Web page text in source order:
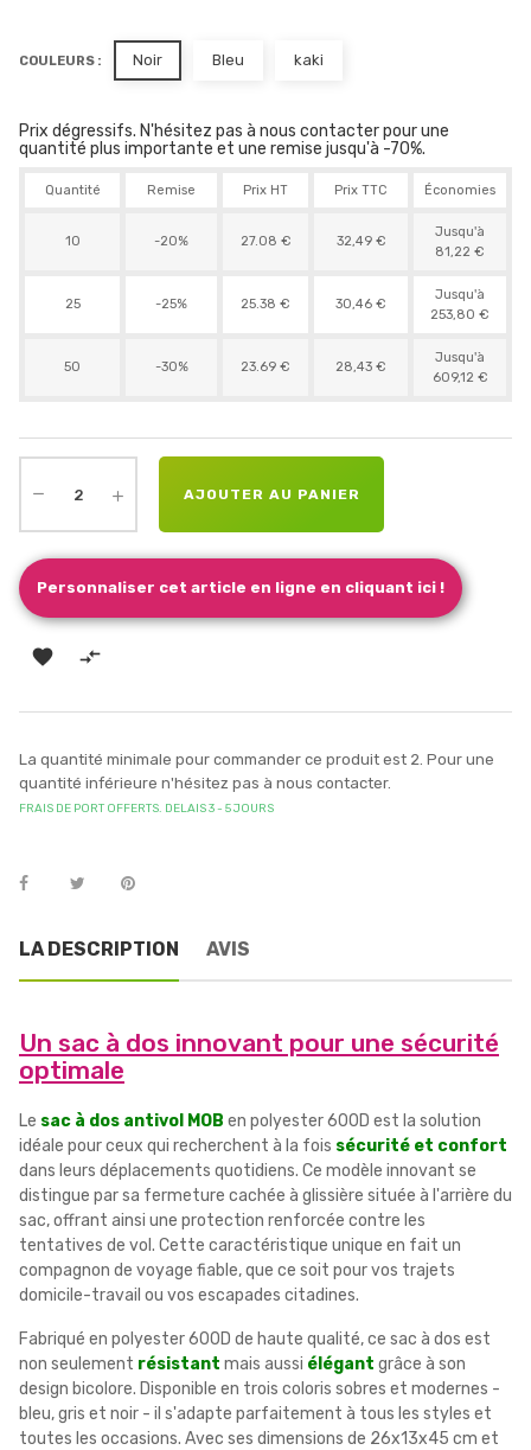
COULEURS : Noir Bleu kaki
Prix dégressifs. N'hésitez pas à nous contacter pour une
quantité plus importante et une remise jusqu'à -70%.
Quantité Remise Prix HT Prix TTC Économies
10 -20% 27.08 € 32,49 €
Jusqu'à
81,22 €
25 -25% 25.38 € 30,46 €
Jusqu'à
253,80 €
50 -30% 23.69 € 28,43 €
Jusqu'à
609,12 €
AJOUTER AU PANIER
Personnaliser cet article en ligne en cliquant ici !
 
La quantité minimale pour commander ce produit est 2. Pour une
quantité inférieure n'hésitez pas à nous contacter.
FRAIS DE PORT OFFERTS. DELAIS 3 - 5 JOURS
LA DESCRIPTION AVIS
Un sac à dos innovant pour une sécurité
optimale
Le sac à dos antivol MOB en polyester 600D est la solution
idéale pour ceux qui recherchent à la fois sécurité et confort
dans leurs déplacements quotidiens. Ce modèle innovant se
distingue par sa fermeture cachée à glissière située à l'arrière du
sac, offrant ainsi une protection renforcée contre les
tentatives de vol. Cette caractéristique unique en fait un
compagnon de voyage fiable, que ce soit pour vos trajets
domicile-travail ou vos escapades citadines.
Fabriqué en polyester 600D de haute qualité, ce sac à dos est
non seulement résistant mais aussi élégant grâce à son
design bicolore. Disponible en trois coloris sobres et modernes -
bleu, gris et noir - il s'adapte parfaitement à tous les styles et
toutes les occasions. Avec ses dimensions de 26x13x45 cm et